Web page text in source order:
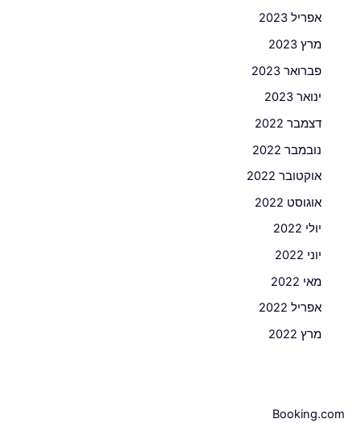
אפריל 2023
מרץ 2023
פברואר 2023
ינואר 2023
דצמבר 2022
נובמבר 2022
אוקטובר 2022
אוגוסט 2022
יולי 2022
יוני 2022
מאי 2022
אפריל 2022
מרץ 2022
Booking.com